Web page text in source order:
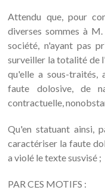
Attendu que, pour
diverses sommes à
société, n'ayant pas
surveiller la totalité de
qu'elle a sous-traités,
faute dolosive, de
contractuelle,
Qu'en statuant ainsi,
caractériser la faute
a violé le texte susvisé ;
PAR CES MOTIFS :